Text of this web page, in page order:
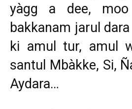
yàgg a dee,
bakkanam jarul
ki amul tur, amul
santul Mbàkke, Si,
Aydara…